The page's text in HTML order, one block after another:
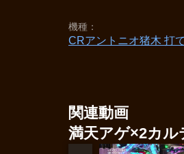
機種
CRアントニオ猪木 打
関連動画
満天アゲ×2カル